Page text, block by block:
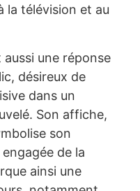
la télévision et au
une réponse
désireux de
dans un
Son affiche,
son
de la
ainsi une